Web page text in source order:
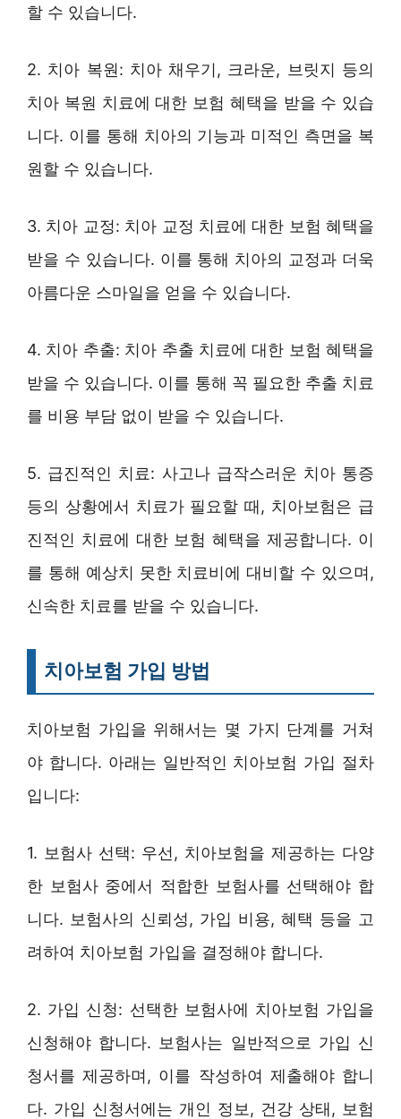
할 수 있습니다.
2. 치아 복원: 치아 채우기, 크라운, 브릿지 등의
치아 복원 치료에 대한 보험 혜택을 받을 수 있습
니다. 이를 통해 치아의 기능과 미적인 측면을 복
원할 수 있습니다.
3. 치아 교정: 치아 교정 치료에 대한 보험 혜택을
받을 수 있습니다. 이를 통해 치아의 교정과 더욱
아름다운 스마일을 얻을 수 있습니다.
4. 치아 추출: 치아 추출 치료에 대한 보험 혜택을
받을 수 있습니다. 이를 통해 꼭 필요한 추출 치료
를 비용 부담 없이 받을 수 있습니다.
5. 급진적인 치료: 사고나 급작스러운 치아 통증
등의 상황에서 치료가 필요할 때, 치아보험은 급
진적인 치료에 대한 보험 혜택을 제공합니다. 이
를 통해 예상치 못한 치료비에 대비할 수 있으며,
신속한 치료를 받을 수 있습니다.
치아보험 가입 방법
치아보험 가입을 위해서는 몇 가지 단계를 거쳐
야 합니다. 아래는 일반적인 치아보험 가입 절차
입니다:
1. 보험사 선택: 우선, 치아보험을 제공하는 다양
한 보험사 중에서 적합한 보험사를 선택해야 합
니다. 보험사의 신뢰성, 가입 비용, 혜택 등을 고
려하여 치아보험 가입을 결정해야 합니다.
2. 가입 신청: 선택한 보험사에 치아보험 가입을
신청해야 합니다. 보험사는 일반적으로 가입 신
청서를 제공하며, 이를 작성하여 제출해야 합니
다. 가입 신청서에는 개인 정보, 건강 상태, 보험